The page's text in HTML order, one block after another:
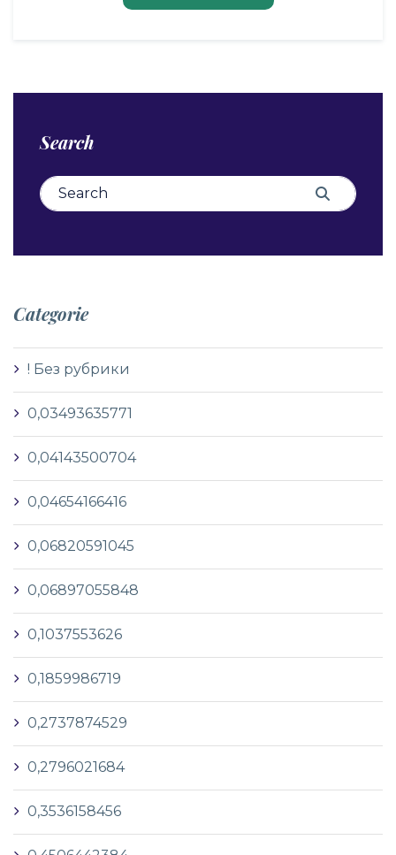
Search
Search for: Search
Categorie
! Без рубрики
0,03493635771
0,04143500704
0,04654166416
0,06820591045
0,06897055848
0,1037553626
0,1859986719
0,2737874529
0,2796021684
0,3536158456